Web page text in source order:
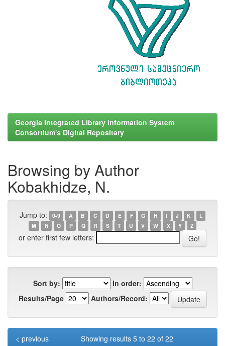
Georgia Integrated Library Information System
Consortium's Digital Repositary
Browsing by Author
Kobakhidze, N.
Jump to: 0-9 A B C D E F G H I J K
L
M
N O P Q R S T U V W X Y Z
or enter first few letters:
Sort by:
In order:
Results/Page
Authors/Record:
Showing results 5 to 22 of 22
< previous